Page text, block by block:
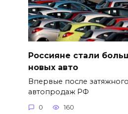
Россияне стали
новых авто
Впервые после
автопродаж РФ
0 160